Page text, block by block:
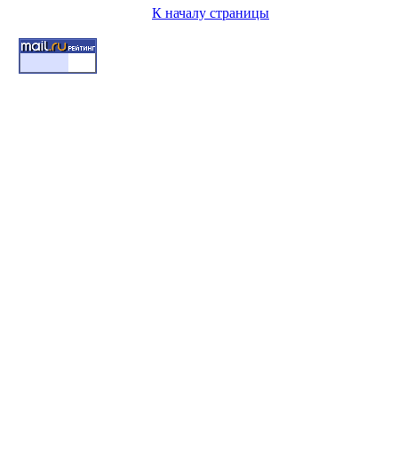
К началу страницы